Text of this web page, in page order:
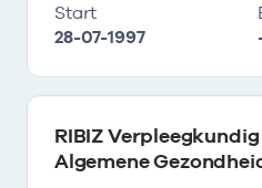
Start
28-07-1997
RIBIZ
Algemene